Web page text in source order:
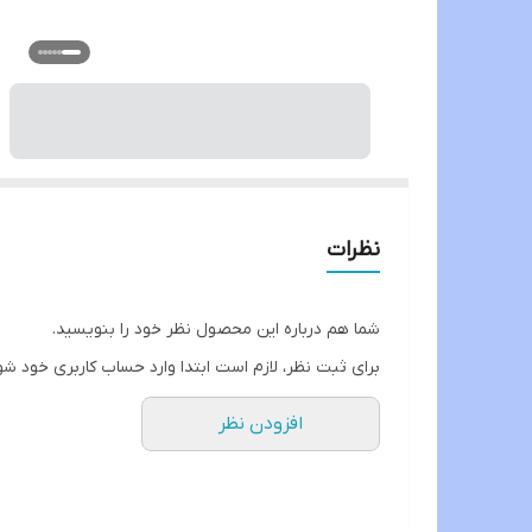
نظرات
شما هم درباره این محصول نظر خود را بنویسید.
برای ثبت نظر، لازم است ابتدا وارد حساب کاربری خود
افزودن نظر